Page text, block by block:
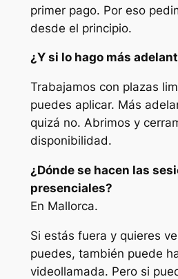
primer pago. Por eso
desde el principio.
¿Y si lo hago más
Trabajamos con plazas
puedes aplicar. Más
quizá no. Abrimos y
disponibilidad.
¿Dónde se hacen las
presenciales?
En Mallorca.
Si estás fuera y quieres
puedes, también puede
videollamada. Pero si